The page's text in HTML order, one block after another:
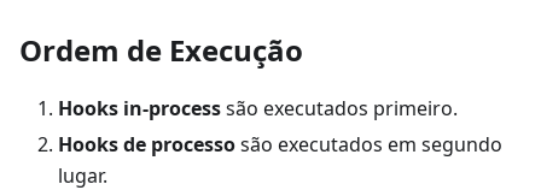
Ordem de Execução
Hooks in-processsão executados primeiro.
Hooks de processosão executados em segundo
lugar.